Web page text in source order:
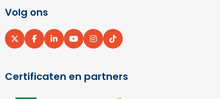
Volg ons
Ga
Ga
Ga
Ga
Ga
Ga
Certificaten en partners